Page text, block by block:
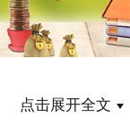
呗逾期之后还将
点击展开全文